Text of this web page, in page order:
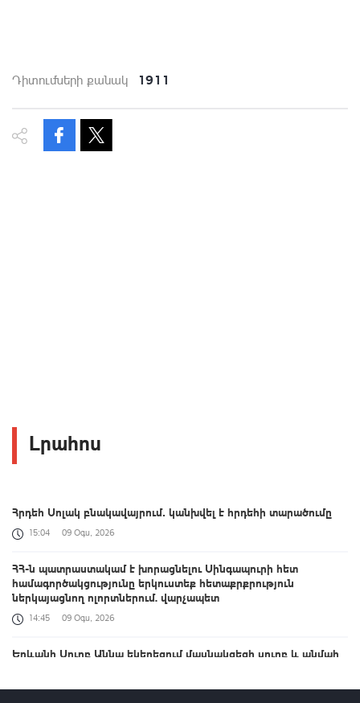
Դիտումների քանակ 1911
Լրահոս
Հրդեհ Սոլակ բնակավայրում․ կանխվել է հրդեհի տարածումը
15:04 09 Օգս, 2026
ՀՀ-ն պատրաստակամ է խորացնելու Սինգապուրի հետ
համագործակցությունը երկուստեք հետաքրքրություն
ներկայացնող ոլորտներում. վարչապետ
14:45 09 Օգս, 2026
Երևանի Սուրբ Աննա եկեղեցում մասնակցեցի սուրբ և անմահ
13:56 09 Օգս, 2026